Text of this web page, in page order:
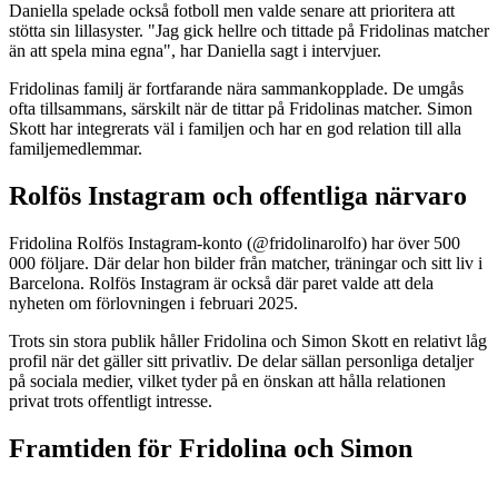
Daniella spelade också fotboll men valde senare att prioritera att
stötta sin lillasyster. "Jag gick hellre och tittade på Fridolinas matcher
än att spela mina egna", har Daniella sagt i intervjuer.
Fridolinas familj är fortfarande nära sammankopplade. De umgås
ofta tillsammans, särskilt när de tittar på Fridolinas matcher. Simon
Skott har integrerats väl i familjen och har en god relation till alla
familjemedlemmar.
Rolfös Instagram och offentliga närvaro
Fridolina Rolfös Instagram-konto (@fridolinarolfo) har över 500
000 följare. Där delar hon bilder från matcher, träningar och sitt liv i
Barcelona. Rolfös Instagram är också där paret valde att dela
nyheten om förlovningen i februari 2025.
Trots sin stora publik håller Fridolina och Simon Skott en relativt låg
profil när det gäller sitt privatliv. De delar sällan personliga detaljer
på sociala medier, vilket tyder på en önskan att hålla relationen
privat trots offentligt intresse.
Framtiden för Fridolina och Simon